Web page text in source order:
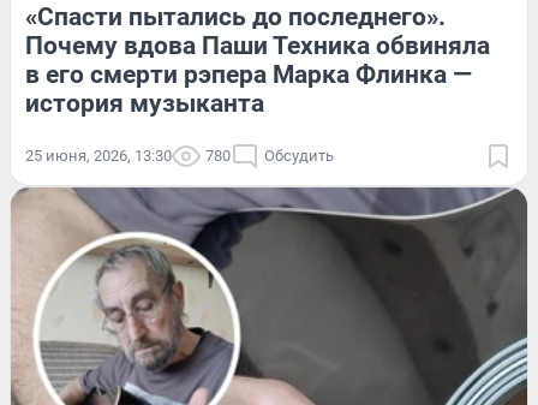
«Спасти пытались до последнего».
Почему вдова Паши Техника обвиняла
в его смерти рэпера Марка Флинка —
история музыканта
25 июня, 2026, 13:30 780 Обсудить